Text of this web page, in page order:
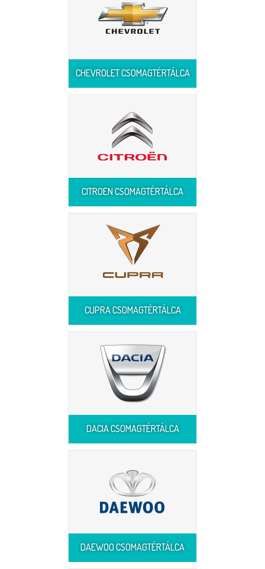
CHEVROLET CSOMAGTÉRTÁLCA
CITROEN CSOMAGTÉRTÁLCA
CUPRA CSOMAGTÉRTÁLCA
DACIA CSOMAGTÉRTÁLCA
DAEWOO CSOMAGTÉRTÁLCA